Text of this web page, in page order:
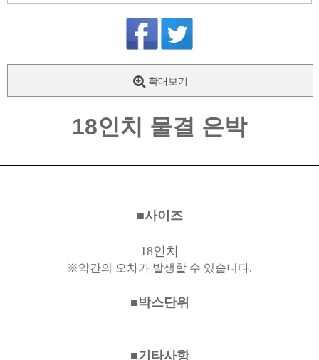
확대보기
18인치 물결 은박
■사이즈
18인치
※약간의 오차가 발생할 수 있습니다.
■박스단위
■기타사항